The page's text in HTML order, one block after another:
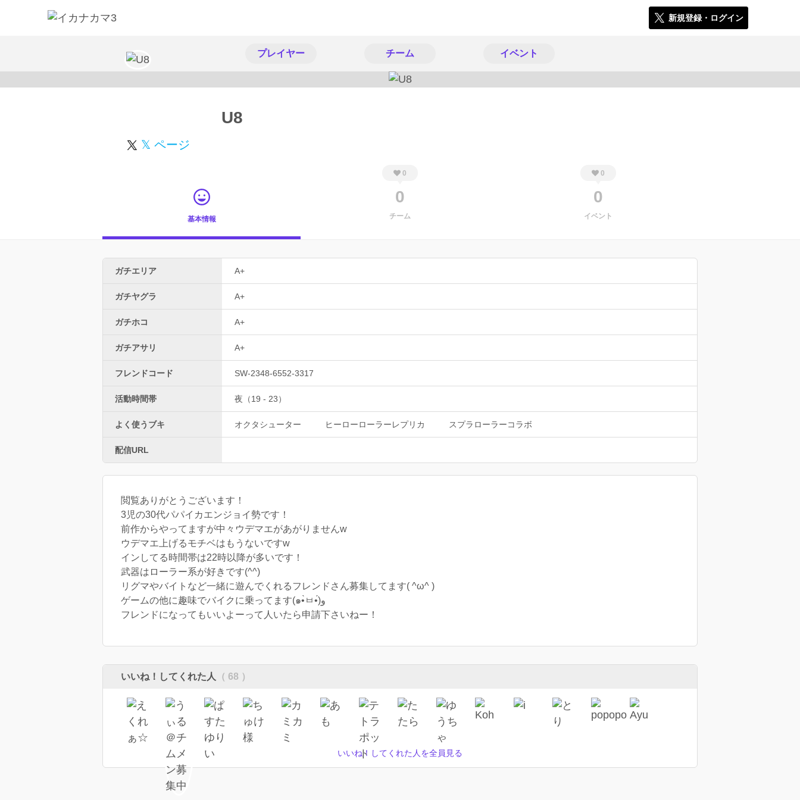
新規登録・ログイン
プレイヤー チーム イベント
U8
𝕏 ページ
基本情報
0
0
チーム
0
0
イベント
ガチエリア A+
ガチヤグラ A+
ガチホコ A+
ガチアサリ A+
フレンドコード SW-2348-6552-3317
活動時間帯 夜（19 - 23）
よく使うブキ オクタシューター ヒーローローラーレプリカ スプラローラーコラボ
配信URL
閲覧ありがとうございます！
3児の30代パパイカエンジョイ勢です！
前作からやってますが中々ウデマエがあがりませんw
ウデマエ上げるモチベはもうないですw
インしてる時間帯は22時以降が多いです！
武器はローラー系が好きです(^^)
リグマやバイトなど一緒に遊んでくれるフレンドさん募集してます( ^ω^ )
ゲームの他に趣味でバイクに乗ってます(๑•̀ㅂ•́)و
フレンドになってもいいよーって人いたら申請下さいねー！
いいね！してくれた人 （ 68 ）
いいね！してくれた人を全員見る